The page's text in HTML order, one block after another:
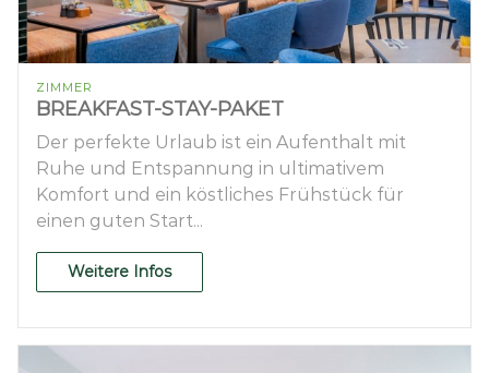
ZIMMER
BREAKFAST-STAY-PAKET
Der perfekte Urlaub ist ein Aufenthalt mit
Ruhe und Entspannung in ultimativem
Komfort und ein köstliches Frühstück für
einen guten Start...
Weitere Infos